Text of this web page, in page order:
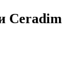
Ceradim